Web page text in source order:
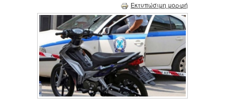
Εκτυπώσιμη μορφή